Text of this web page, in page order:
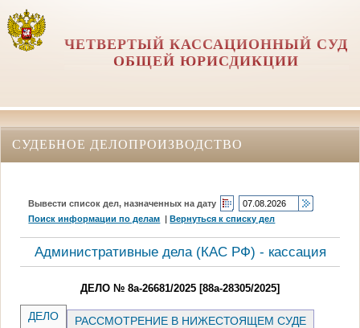
ЧЕТВЕРТЫЙ КАССАЦИОННЫЙ СУД
ОБЩЕЙ ЮРИСДИКЦИИ
СУДЕБНОЕ ДЕЛОПРОИЗВОДСТВО
Вывести список дел, назначенных на дату
Поиск информации по делам |Вернуться к списку дел
Административные дела (КАC РФ) - кассация
ДЕЛО № 8а-26681/2025 [88а-28305/2025]
ДЕЛО РАССМОТРЕНИЕ В НИЖЕСТОЯЩЕМ СУДЕ